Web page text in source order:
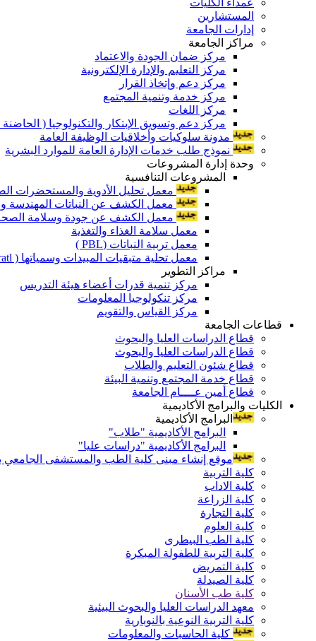
المستشارين
إدارات الجامعة
مراكز الجامعة
مركز ضمان الجودة والاعتماد
مركز التعليم والإدارة الإلكترونية
مركز دعم وإتخاذ القرار
مركز خدمة وتنمية المجتمع
مركز اللغات
مركز دعم وتسويق الإبتكار والتكنولوجيا ( الحاضنة
مدونة سلوكيات وأخلاقيات الوظيفة العامة
نموذج طلب خدمات الإدارة العامة للموارد البشرية
وحدة إدارة المشروعات
المشروعات التنافسية
معمل تحليل الأدوية والمستحضرات
معمل الكشف عن النباتات المهندسة
معمل الكشف عن جودة وسلامة الصحة
معمل سلامة الغذاء والتغذية
معمل تربية النباتات (PBL )
معمل تحلية متبقيات المبيدات وسمياتها ( Pratl )
مراكز التطوير
مركز تنمية قدرات أعضاء هيئة التدريس
مركز تنكولوجيا المعلومات
مركز القياس والتقويم
قطاعات الجامعة
قطاع الدراسات العليا والبحوث
قطاع الدراسات العليا والبحوث
قطاع شئون التعليم والطلاب
قطاع خدمة المجتمع وتنمية البيئة
قطاع أمين عــــام الجامعة
الكليات والبرامج الأكاديمية
البرامج الأكاديمية
البرامج الأكاديمية "طلاب"
البرامج الأكاديمية "دراسات عليا"
موقع إنشاء مبنى كلية الطب والمستشفى الجامعي
كلية التربية
كلية الاداب
كلية الزراعة
كلية التجارة
كلية العلوم
كلية الطب البيطرى
كلية التربية للطفولة المبكرة
كلية التمريض
كلية الصيدلة
كلية طب الأسنان
معهد الدراسات العليا والبحوث البيئية
كلية التربية النوعية بالنوبارية
كلية الحاسبات والمعلومات